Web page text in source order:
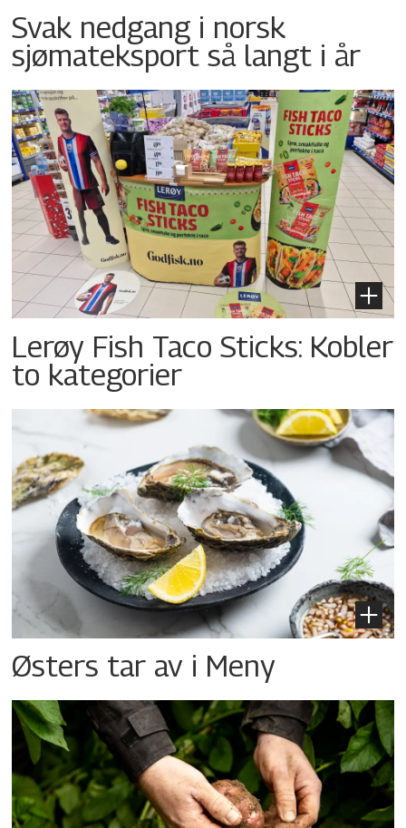
Svak nedgang i norsk
sjømateksport så langt i år
Lerøy Fish Taco Sticks: Kobler
to kategorier
Østers tar av i Meny